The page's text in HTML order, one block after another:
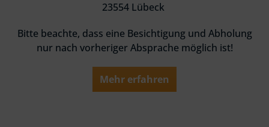
23554 Lübeck
Bitte beachte, dass eine Besichtigung und Abholung
nur nach vorheriger Absprache möglich ist!
Mehr erfahren